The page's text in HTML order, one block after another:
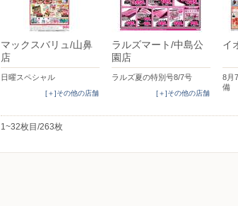
マックスバリュ/山鼻
店
日曜スペシャル
[＋]その他の店舗
ラルズマート/中島公
園店
ラルズ夏の特別号8/7号
[＋]その他の店舗
イ
8月
備
1~32枚目/263枚